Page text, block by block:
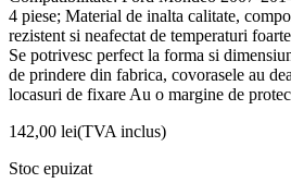
4 piese; Material de inalta calitate,
rezistent si neafectat de temperaturi
Se potrivesc perfect la forma si
de prindere din fabrica, covorasele au
locasuri de fixare Au o margine de
142,00 lei(TVA inclus)
Stoc epuizat